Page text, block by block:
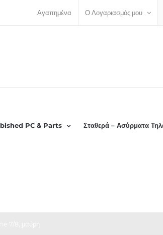
Αγαπημένα Ο Λογαριασμός μου
PC & Parts Σταθερά – Ασύρματα